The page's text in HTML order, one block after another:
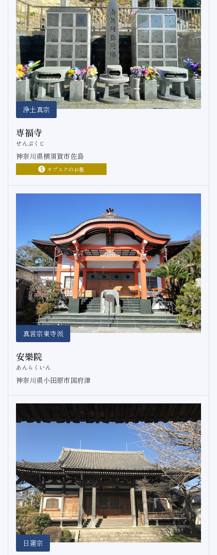
浄土真宗
専福寺
せんぷくじ
神奈川県横須賀市佐島
サブスクのお墓
真言宗東寺派
安樂院
あんらくいん
神奈川県小田原市国府津
日蓮宗